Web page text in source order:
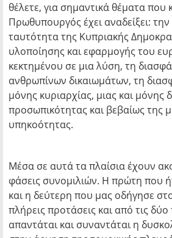
θέλετε, για σημαντικά θέματα που
Πρωθυπουργός έχει αναδείξει:
ταυτότητα της Κυπριακής
υλοποίησης και εφαρμογής του
κεκτημένου σε μια λύση, τη
ανθρωπίνων δικαιωμάτων, τη
μόνης κυριαρχίας, μιας και μόνης
προσωπικότητας και βεβαίως της
υπηκοότητας.
Μέσα σε αυτά τα πλαίσια έχουν
φάσεις συνομιλιών. Η πρώτη που
και η δεύτερη που μας οδήγησε
πλήρεις προτάσεις και από τις
απαντάται και συναντάται η